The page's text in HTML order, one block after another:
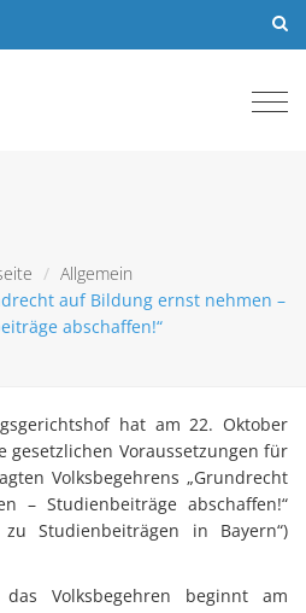
Allgemein
auf Bildung ernst nehmen –
abschaffen!“
hat am 22. Oktober
gesetzlichen Voraussetzungen für
Volksbegehrens „Grundrecht
– Studienbeiträge abschaffen!“
zu Studienbeiträgen in Bayern“)
Volksbegehren beginnt am